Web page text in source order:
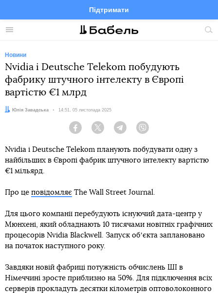
Меню
Підтримати
FacebookTelegramTwitter
Новини
Nvidia і Deutsche Telekom побудують
фабрику штучного інтелекту в Європі
вартістю €1 млрд
Автор:Юлія Завадська Дата:
14:51, 05 листопада 2025
Facebook Twitter Telegram
Nvidia і Deutsche Telekom планують побудувати одну з
найбільших в Європі фабрик штучного інтелекту вартістю
€1 мільярд.
Про це повідомляє The Wall Street Journal.
Для цього компанії перебудують існуючий дата-центр у
Мюнхені, який обладнають 10 тисячами новітніх графічних
процесорів Nvidia Blackwell. Запуск обʼєкта заплановано
на початок наступного року.
Завдяки новій фабриці потужність обчислень ШІ в
Німеччині зросте приблизно на 50%. Для підключення всіх
серверів прокладуть десятки кілометрів оптоволоконного